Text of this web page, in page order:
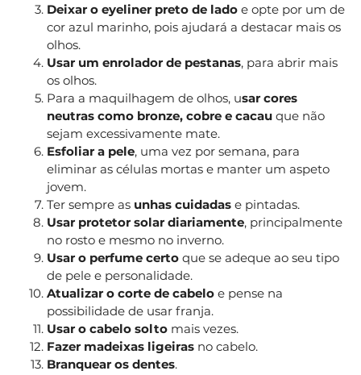
Deixar o eyeliner preto de lado e opte por um de
cor azul marinho, pois ajudará a destacar mais os
olhos.
Usar um enrolador de pestanas, para abrir mais
os olhos.
Para a maquilhagem de olhos, usar cores
neutras como bronze, cobre e cacau que não
sejam excessivamente mate.
Esfoliar a pele, uma vez por semana, para
eliminar as células mortas e manter um aspeto
jovem.
Ter sempre as unhas cuidadas e pintadas.
Usar protetor solar diariamente, principalmente
no rosto e mesmo no inverno.
Usar o perfume certo que se adeque ao seu tipo
de pele e personalidade.
Atualizar o corte de cabelo e pense na
possibilidade de usar franja.
Usar o cabelo solto mais vezes.
Fazer madeixas ligeiras no cabelo.
Branquear os dentes.